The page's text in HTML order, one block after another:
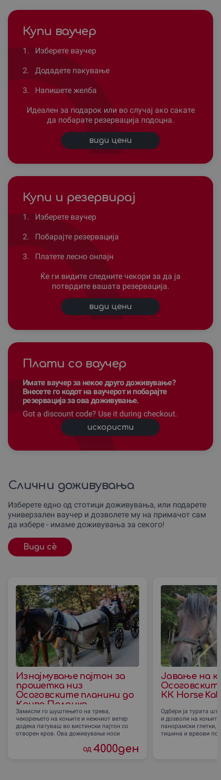
Купи ваучер
1. Изберете ваучер
2. Додадете пакување
3. Напишете желба
Идеален за подарок или во случај ако сакате
да побарате резервација подоцна.
види цени
Купи и резервирај
1. Изберете ваучер
2. Побарајте резервација
3. Платете лесно онлајн
Ќе ги видите следните чекори за да ја
потврдите вашата резервација.
види цени
Плати со ваучер
Имате ваучер за некое друго доживување?
Внесете го кодот на ваучерот и побарајте
резервација за ова доживување.
Got a discount code? Use it during checkout.
искористи
Слични доживувања
Изберете едно од стотици доживувања, или подарете
универзален ваучер и дозволете му на примачот сам
да избере - имаме доживувања за секого!
Види сè
Изнајмување пајтон за
прошетка низ
Осоговските планини до
Крива Паланка
Замисли го шуштењето на трева,
чекорењето на коњите и нежниот ветер
додека патуваш во вистински пајтон со
отворен кров. Ова доживување носи
од 4000ден
Јавање на
КК Horse
Одбери ја турата
и дозволи на
панорамски глетки,
тишина и врвови